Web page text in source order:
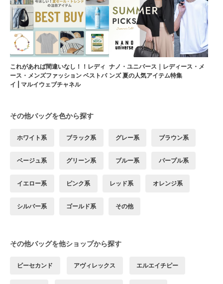
これがあれば間違いなし！！レディ
ース・メンズファッション ベストバ
イ | マルイウェブチャネル
ナノ・ユニバース｜レディース・メ
ンズ 夏の人気アイテム特集
その他バッグを色から探す
ホワイト系 ブラック系 グレー系 ブラウン系
ベージュ系 グリーン系 ブルー系 パープル系
イエロー系 ピンク系 レッド系 オレンジ系
シルバー系 ゴールド系 その他
その他バッグを他ショップから探す
ビーセカンド アヴィレックス エルエイチピー